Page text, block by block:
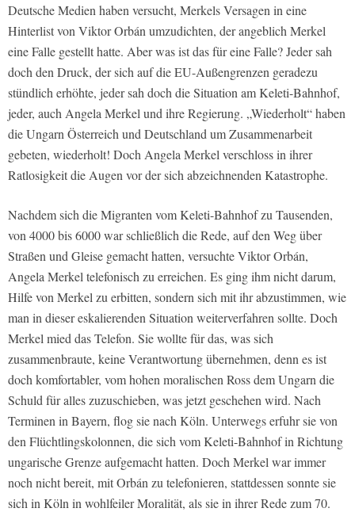
Deutsche Medien haben versucht, Merkels Versagen in eine
Hinterlist von Viktor Orbán umzudichten, der angeblich Merkel
eine Falle gestellt hatte. Aber was ist das für eine Falle? Jeder sah
doch den Druck, der sich auf die EU-Außengrenzen geradezu
stündlich erhöhte, jeder sah doch die Situation am Keleti-Bahnhof,
jeder, auch Angela Merkel und ihre Regierung. „Wiederholt“ haben
die Ungarn Österreich und Deutschland um Zusammenarbeit
gebeten, wiederholt! Doch Angela Merkel verschloss in ihrer
Ratlosigkeit die Augen vor der sich abzeichnenden Katastrophe.
Nachdem sich die Migranten vom Keleti-Bahnhof zu Tausenden,
von 4000 bis 6000 war schließlich die Rede, auf den Weg über
Straßen und Gleise gemacht hatten, versuchte Viktor Orbán,
Angela Merkel telefonisch zu erreichen. Es ging ihm nicht darum,
Hilfe von Merkel zu erbitten, sondern sich mit ihr abzustimmen, wie
man in dieser eskalierenden Situation weiterverfahren sollte. Doch
Merkel mied das Telefon. Sie wollte für das, was sich
zusammenbraute, keine Verantwortung übernehmen, denn es ist
doch komfortabler, vom hohen moralischen Ross dem Ungarn die
Schuld für alles zuzuschieben, was jetzt geschehen wird. Nach
Terminen in Bayern, flog sie nach Köln. Unterwegs erfuhr sie von
den Flüchtlingskolonnen, die sich vom Keleti-Bahnhof in Richtung
ungarische Grenze aufgemacht hatten. Doch Merkel war immer
noch nicht bereit, mit Orbán zu telefonieren, stattdessen sonnte sie
sich in Köln in wohlfeiler Moralität, als sie in ihrer Rede zum 70.